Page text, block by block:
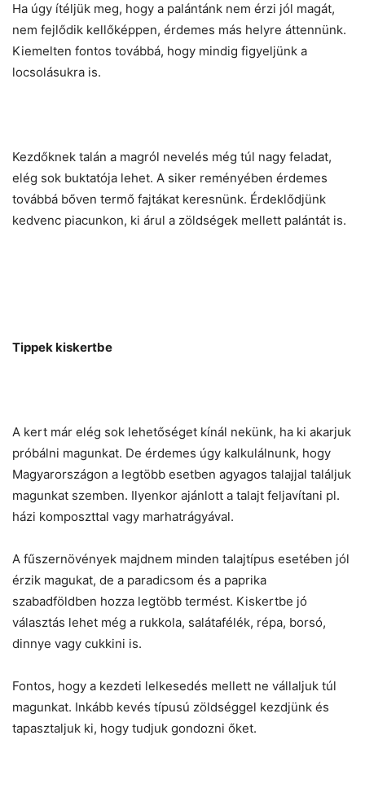
Ha úgy ítéljük meg, hogy a palántánk nem érzi jól magát,
nem fejlődik kellőképpen, érdemes más helyre áttennünk.
Kiemelten fontos továbbá, hogy mindig figyeljünk a
locsolásukra is.
Kezdőknek talán a magról nevelés még túl nagy feladat,
elég sok buktatója lehet. A siker reményében érdemes
továbbá bőven termő fajtákat keresnünk. Érdeklődjünk
kedvenc piacunkon, ki árul a zöldségek mellett palántát is.
Tippek kiskertbe
A kert már elég sok lehetőséget kínál nekünk, ha ki akarjuk
próbálni magunkat. De érdemes úgy kalkulálnunk, hogy
Magyarországon a legtöbb esetben agyagos talajjal találjuk
magunkat szemben. Ilyenkor ajánlott a talajt feljavítani pl.
házi komposzttal vagy marhatrágyával.
A fűszernövények majdnem minden talajtípus esetében jól
érzik magukat, de a paradicsom és a paprika
szabadföldben hozza legtöbb termést. Kiskertbe jó
választás lehet még a rukkola, salátafélék, répa, borsó,
dinnye vagy cukkini is.
Fontos, hogy a kezdeti lelkesedés mellett ne vállaljuk túl
magunkat. Inkább kevés típusú zöldséggel kezdjünk és
tapasztaljuk ki, hogy tudjuk gondozni őket.